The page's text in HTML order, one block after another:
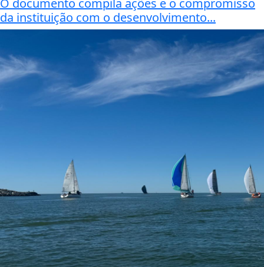
O documento compila ações e o compromisso
da instituição com o desenvolvimento...